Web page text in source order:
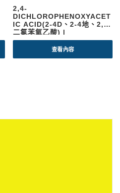
2,4-
DICHLOROPHENOXYACET
IC ACID(2-4D、2-4地、2,4-
二氯苯氧乙酸) |
PHYTOTECH
查看內容